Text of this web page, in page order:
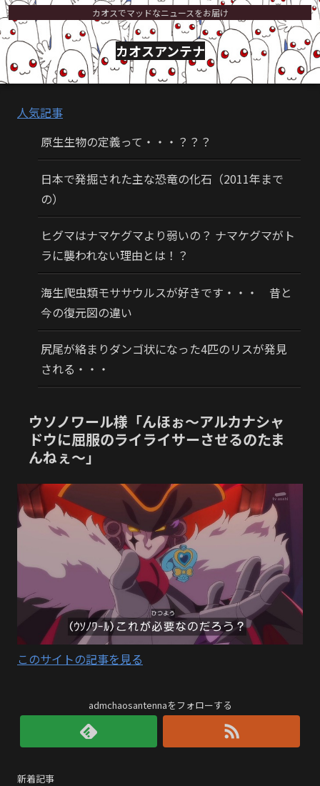
カオスでマッドなニュースをお届け
カオスアンテナ
人気記事
原生生物の定義って・・・？？？
日本で発掘された主な恐竜の化石（2011年まで
の）
ヒグマはナマケグマより弱いの？ ナマケグマがト
ラに襲われない理由とは！？
海生爬虫類モササウルスが好きです・・・ 昔と
今の復元図の違い
尻尾が絡まりダンゴ状になった4匹のリスが発見
される・・・
ウソノワール様「んほぉ～アルカナシャ
ドウに屈服のライライサーさせるのたま
んねぇ～」
このサイトの記事を見る
admchaosantennaをフォローする
新着記事